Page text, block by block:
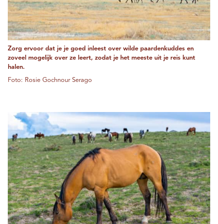
Zorg ervoor dat je je goed inleest over wilde paardenkuddes en
zoveel mogelijk over ze leert, zodat je het meeste uit je reis kunt
halen.
Foto: Rosie Gochnour Serago